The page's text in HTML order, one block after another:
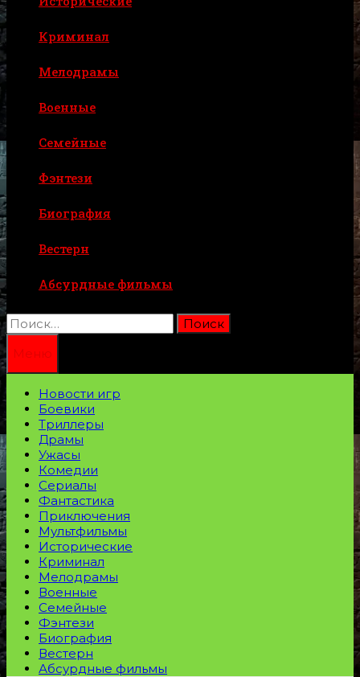
Криминал
Мелодрамы
Военные
Семейные
Фэнтези
Биография
Вестерн
Абсурдные фильмы
Найти:
Меню
Новости игр
Боевики
Триллеры
Драмы
Ужасы
Комедии
Сериалы
Фантастика
Приключения
Мультфильмы
Исторические
Криминал
Мелодрамы
Военные
Семейные
Фэнтези
Биография
Вестерн
Абсурдные фильмы